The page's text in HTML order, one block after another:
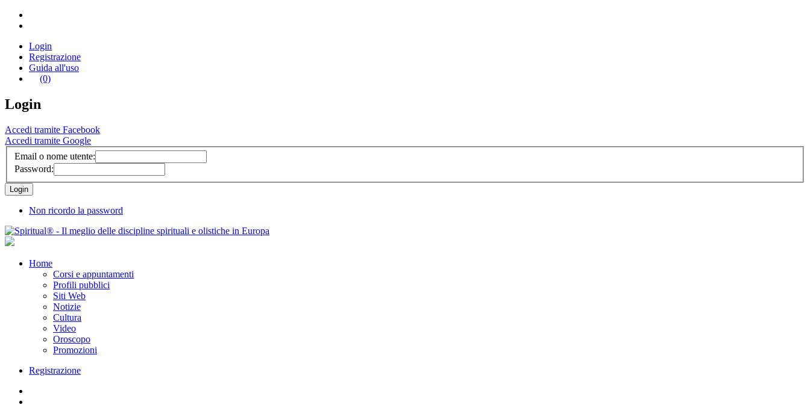
Login
Registrazione
Guida all'uso
(0)
Login
Accedi tramite Facebook
Accedi tramite Google
Email o nome utente:
Password:
Non ricordo la password
Home
Corsi e appuntamenti
Profili pubblici
Siti Web
Notizie
Cultura
Video
Oroscopo
Promozioni
Registrazione